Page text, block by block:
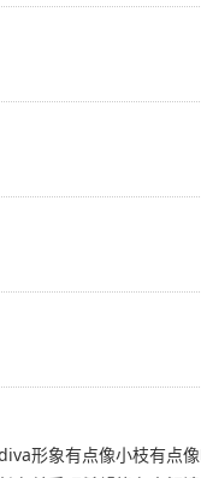
形象有点像小枝有点